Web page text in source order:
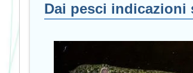
Dai pesci indicazioni